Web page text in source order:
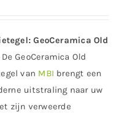
GeoCeramica Old
De GeoCeramica Old
van MBI brengt een
uitstraling naar uw
zijn verweerde